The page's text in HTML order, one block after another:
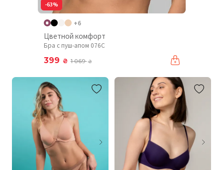
-63%
+6
Цветной комфорт
Бра с пуш-апом 076C
399 ₴ 1 069₴